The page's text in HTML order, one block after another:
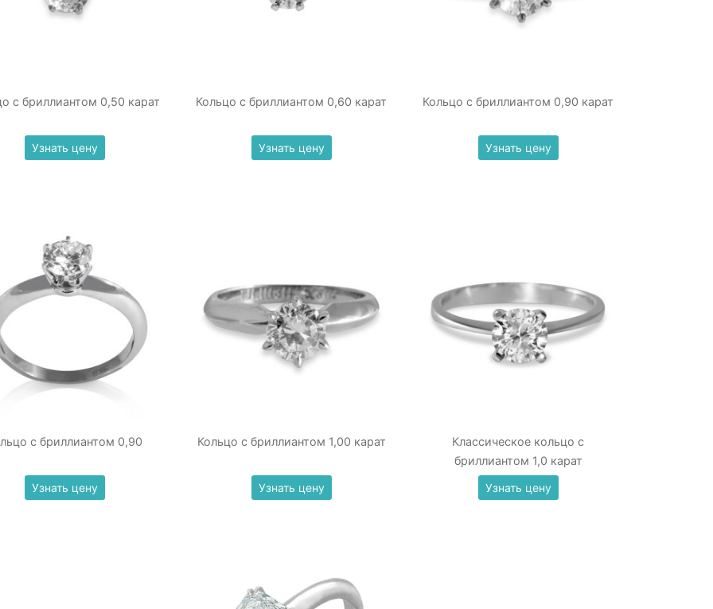
с бриллиантом 0,50 карат
Узнать цену
Кольцо с бриллиантом 0,60 карат
Узнать цену
Кольцо с бриллиантом 0,90 карат
Узнать цену
с бриллиантом 0,90
Узнать цену
Кольцо с бриллиантом 1,00 карат
Узнать цену
Классическое кольцо с
бриллиантом 1,0 карат
Узнать цену